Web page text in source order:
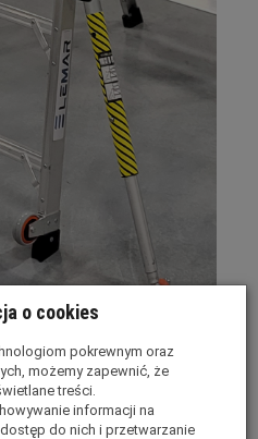
o cookies
pokrewnym oraz
możemy zapewnić, że
treści.
informacji na
do nich i przetwarzanie